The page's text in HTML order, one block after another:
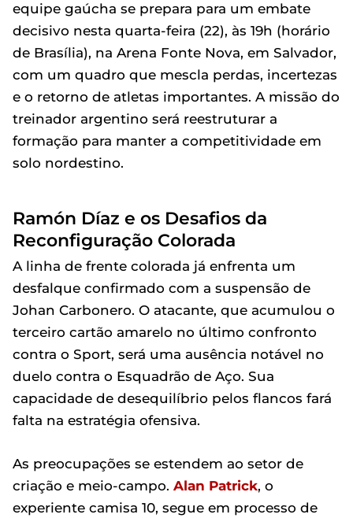
equipe gaúcha se prepara para um embate
decisivo nesta quarta-feira (22), às 19h (horário
de Brasília), na Arena Fonte Nova, em Salvador,
com um quadro que mescla perdas, incertezas
e o retorno de atletas importantes. A missão do
treinador argentino será reestruturar a
formação para manter a competitividade em
solo nordestino.
Ramón Díaz e os Desafios da
Reconfiguração Colorada
A linha de frente colorada já enfrenta um
desfalque confirmado com a suspensão de
Johan Carbonero. O atacante, que acumulou o
terceiro cartão amarelo no último confronto
contra o Sport, será uma ausência notável no
duelo contra o Esquadrão de Aço. Sua
capacidade de desequilíbrio pelos flancos fará
falta na estratégia ofensiva.
As preocupações se estendem ao setor de
criação e meio-campo. Alan Patrick, o
experiente camisa 10, segue em processo de